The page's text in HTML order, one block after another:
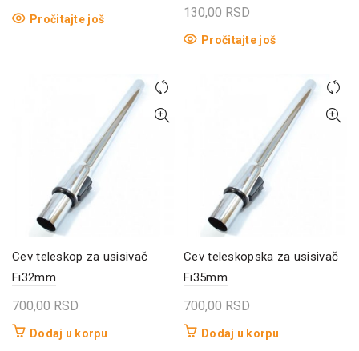
Pročitajte još 130,00 RSD
Pročitajte još
Cev teleskop za usisivač
Fi32mm
700,00 RSD
Dodaj u korpu
Cev teleskopska za usisivač
Fi35mm
700,00 RSD
Dodaj u korpu